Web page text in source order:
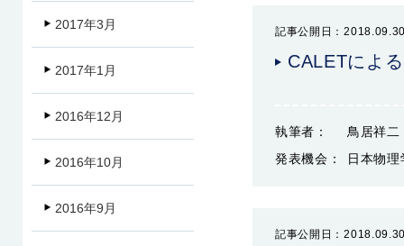
記事公開日：
CALETによ
執筆者：
鳥居祥二
発表機会：
日本物
記事公開日：
2017年3月
2017年1月
2016年12月
2016年10月
2016年9月